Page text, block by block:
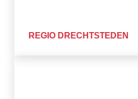
REGIO DRECHTSTEDEN